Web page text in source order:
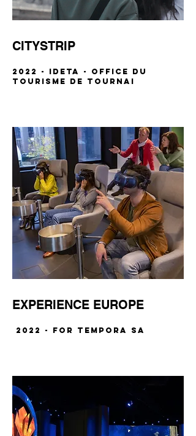
CITYSTRIP
2022 - Ideta - Office du
Tourisme de Tournai
EXPERIENCE EUROPE
2022 - for TEMPORA SA